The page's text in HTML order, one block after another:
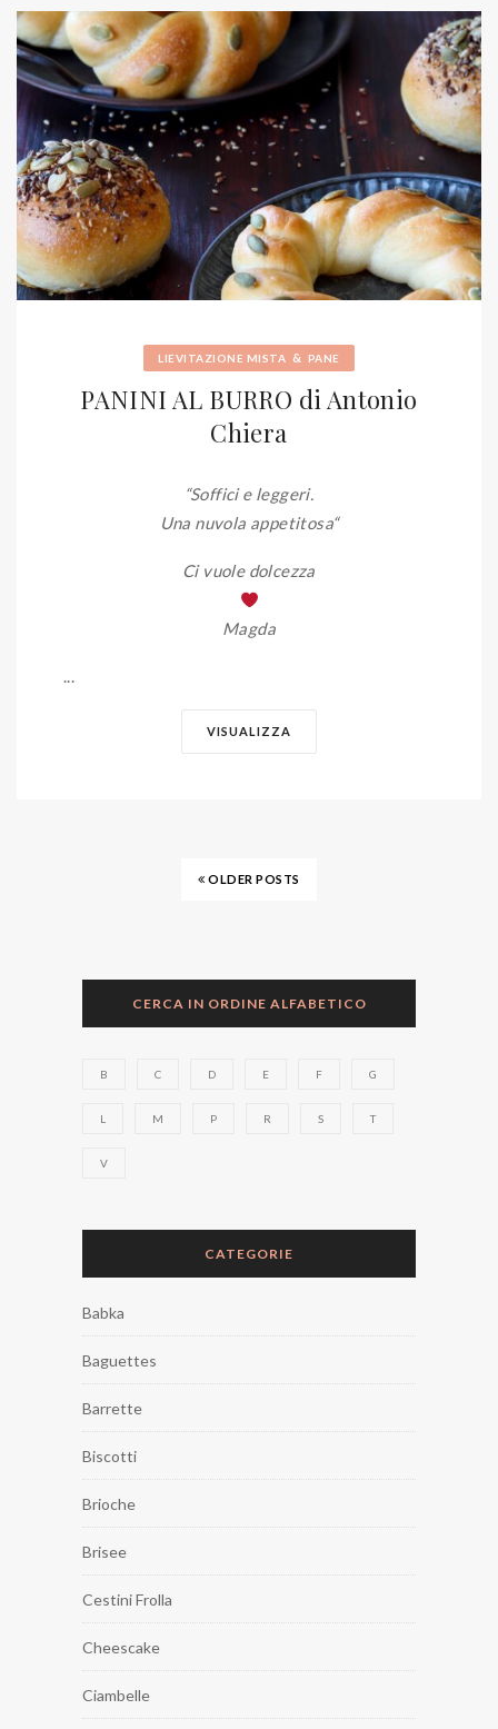
LIEVITAZIONE MISTA & PANE
PANINI AL BURRO di Antonio
Chiera
“Soffici e leggeri.
Una nuvola appetitosa“
Ci vuole dolcezza
Magda
...
VISUALIZZA
OLDER POSTS
CERCA IN ORDINE ALFABETICO
B C D E F G
L M P R S T
V
CATEGORIE
Babka
Baguettes
Barrette
Biscotti
Brioche
Brisee
Cestini Frolla
Cheescake
Ciambelle